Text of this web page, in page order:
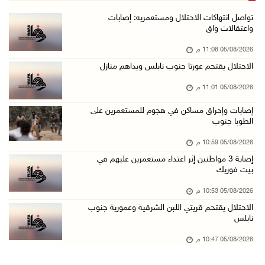
باسم الرئيس: وزير الداخلية يمنح العميد جيسون ...
الاحتلال يقتحم كفر مالك ودير جرير ومستعمرون ي ...
"التربية" تخرج الفوج الأول من مدربي المعلمين ...
05/آب/2026 06:44 م
عبد السلام السيد يفوز بترشيح الديمقراطيين لمج ...
05/آب/2026 06:43 م
الهلال الأحمر: 8 إصابات إثر اعتداء الاحتلال ...
مخطط استعماري جديد في "جيلو" يهدد بعزل القدس ...
05/آب/2026 06:10 م
الاحتلال ينصب حاجزًا عسكريًا على مدخل بلدة دي ...
تواصل انتهاكات الاحتلال ومستعمريه: إصابات
واعتقالات واق
05/08/2026 11:08 م
الاحتلال يقتحم عورتا جنوب نابلس ويداهم منازل
05/08/2026 11:01 م
إصابات وإحراق مساكن في هجوم للمستعمرين على
الطوبا جنوب
05/08/2026 10:59 م
إصابة 3 مواطنين إثر اعتداء مستعمرين عليهم في
بيت فوريك
05/08/2026 10:53 م
الاحتلال يقتحم قريتي اللبن الشرقية وعمورية جنوب
نابلس
05/08/2026 10:47 م